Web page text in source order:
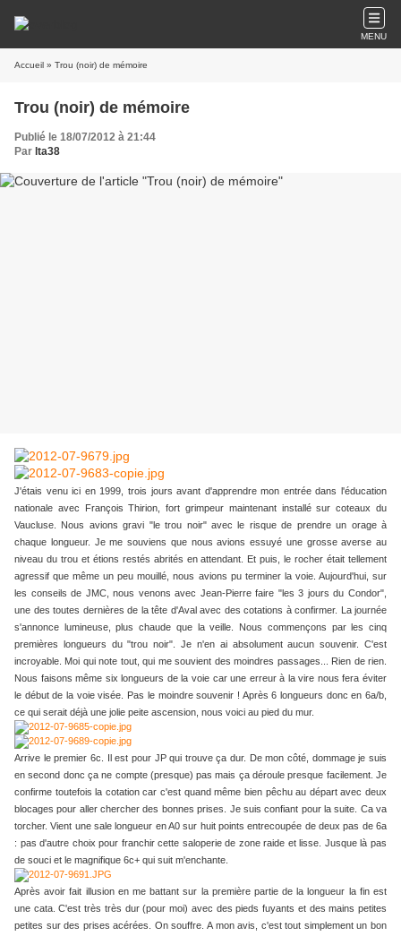
MENU
Accueil » Trou (noir) de mémoire
Trou (noir) de mémoire
Publié le 18/07/2012 à 21:44
Par lta38
J'étais venu ici en 1999, trois jours avant d'apprendre mon entrée dans l'éducation
nationale avec François Thirion, fort grimpeur maintenant installé sur coteaux du
Vaucluse. Nous avions gravi "le trou noir" avec le risque de prendre un orage à
chaque longueur. Je me souviens que nous avions essuyé une grosse averse au
niveau du trou et étions restés abrités en attendant. Et puis, le rocher était tellement
agressif que même un peu mouillé, nous avions pu terminer la voie. Aujourd'hui, sur
les conseils de JMC, nous venons avec Jean-Pierre faire "les 3 jours du Condor",
une des toutes dernières de la tête d'Aval avec des cotations à confirmer. La journée
s'annonce lumineuse, plus chaude que la veille. Nous commençons par les cinq
premières longueurs du "trou noir". Je n'en ai absolument aucun souvenir. C'est
incroyable. Moi qui note tout, qui me souvient des moindres passages... Rien de rien.
Nous faisons même six longueurs de la voie car une erreur à la vire nous fera éviter
le début de la voie visée. Pas le moindre souvenir ! Après 6 longueurs donc en 6a/b,
ce qui serait déjà une jolie peite ascension, nous voici au pied du mur.
Arrive le premier 6c. Il est pour JP qui trouve ça dur. De mon côté, dommage je suis
en second donc ça ne compte (presque) pas mais ça déroule presque facilement. Je
confirme toutefois la cotation car c'est quand même bien pêchu au départ avec deux
blocages pour aller chercher des bonnes prises. Je suis confiant pour la suite. Ca va
torcher. Vient une sale longueur en A0 sur huit points entrecoupée de deux pas de 6a
: pas d'autre choix pour franchir cette saloperie de zone raide et lisse. Jusque là pas
de souci et le magnifique 6c+ qui suit m'enchante.
Après avoir fait illusion en me battant sur la première partie de la longueur la fin est
une cata. C'est très très dur (pour moi) avec des pieds fuyants et des mains petites
petites sur des prises acérées. On souffre. A mon avis, c'est tout simplement un bon